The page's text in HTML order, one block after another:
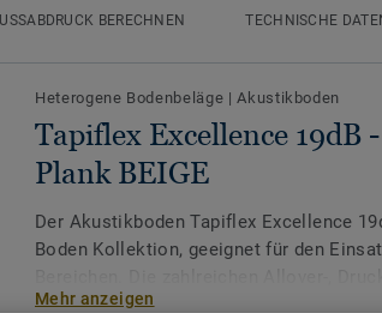
BERECHNEN
TECHNISCHE
Heterogene Bodenbeläge |Akustikboden
Tapiflex Excellence 19dB
Plank BEIGE
Der Akustikboden Tapiflex Excellence
Boden Kollektion, geeignet für den
endlose Möglichkeiten, um
Mehr anzeigen